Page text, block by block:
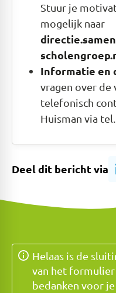
Stuur je
mogelijk naar
Informatie en
vragen over de
telefonisch
Huisman via tel.
Deel dit bericht via
Helaas is de
van het formulier
bedanken voor je